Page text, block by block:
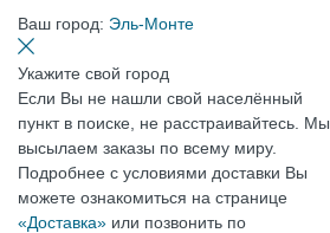
Ваш город: Эль-Монте
Укажите свой город
Если Вы не нашли свой населённый
пункт в поиске, не расстраивайтесь. Мы
высылаем заказы по всему миру.
Подробнее с условиями доставки Вы
можете ознакомиться на странице
«Доставка» или позвонить по